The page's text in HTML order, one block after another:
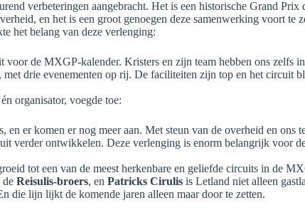
verbeteringen aangebracht. Het is een historische Grand Prix
en het is een groot genoegen deze samenwerking voort te
het belang van deze verlenging:
voor de MXGP-kalender. Kristers en zijn team hebben ons zelfs
drie evenementen op rij. De faciliteiten zijn top en het circuit
organisator, voegde toe:
en er komen er nog meer aan. Met steun van de overheid en ons
verder ontwikkelen. Deze verlenging is enorm belangrijk voor
tot een van de meest herkenbare en geliefde circuits in de
de Reisulis-broers, en Patricks Cirulis is Letland niet alleen
die lijn lijkt de komende jaren alleen maar door te zetten.